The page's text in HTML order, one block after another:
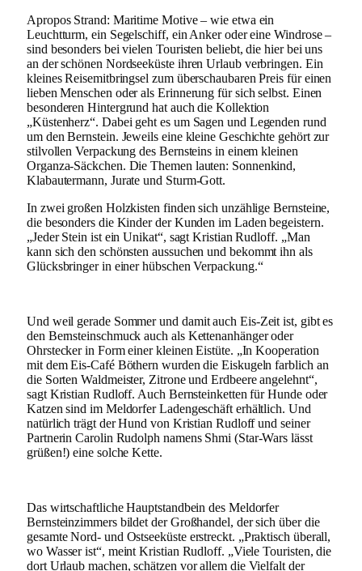
Apropos Strand: Maritime Motive – wie etwa ein
Leuchtturm, ein Segelschiff, ein Anker oder eine Windrose –
sind besonders bei vielen Touristen beliebt, die hier bei uns
an der schönen Nordseeküste ihren Urlaub verbringen. Ein
kleines Reisemitbringsel zum überschaubaren Preis für einen
lieben Menschen oder als Erinnerung für sich selbst. Einen
besonderen Hintergrund hat auch die Kollektion
„Küstenherz“. Dabei geht es um Sagen und Legenden rund
um den Bernstein. Jeweils eine kleine Geschichte gehört zur
stilvollen Verpackung des Bernsteins in einem kleinen
Organza-Säckchen. Die Themen lauten: Sonnenkind,
Klabautermann, Jurate und Sturm-Gott.
In zwei großen Holzkisten finden sich unzählige Bernsteine,
die besonders die Kinder der Kunden im Laden begeistern.
„Jeder Stein ist ein Unikat“, sagt Kristian Rudloff. „Man
kann sich den schönsten aussuchen und bekommt ihn als
Glücksbringer in einer hübschen Verpackung.“
Und weil gerade Sommer und damit auch Eis-Zeit ist, gibt es
den Bernsteinschmuck auch als Kettenanhänger oder
Ohrstecker in Form einer kleinen Eistüte. „In Kooperation
mit dem Eis-Café Böthern wurden die Eiskugeln farblich an
die Sorten Waldmeister, Zitrone und Erdbeere angelehnt“,
sagt Kristian Rudloff. Auch Bernsteinketten für Hunde oder
Katzen sind im Meldorfer Ladengeschäft erhältlich. Und
natürlich trägt der Hund von Kristian Rudloff und seiner
Partnerin Carolin Rudolph namens Shmi (Star-Wars lässt
grüßen!) eine solche Kette.
Das wirtschaftliche Hauptstandbein des Meldorfer
Bernsteinzimmers bildet der Großhandel, der sich über die
gesamte Nord- und Ostseeküste erstreckt. „Praktisch überall,
wo Wasser ist“, meint Kristian Rudloff. „Viele Touristen, die
dort Urlaub machen, schätzen vor allem die Vielfalt der